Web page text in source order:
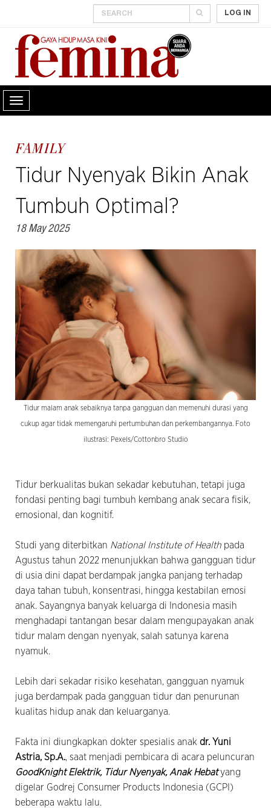
LOG IN
FAMILY
Tidur Nyenyak Bikin Anak
Tumbuh Optimal?
18 May 2025
Tidur malam anak sebaiknya tanpa gangguan dan memenuhi durasi yang
cukup agar tidak memengaruhi pertumbuhan dan perkembangannya. Foto
ilustrasi: Pexels/Cottonbro Studio
Tidur berkualitas bukan sekadar kebutuhan, tetapi juga
fondasi penting bagi tumbuh kembang anak secara fisik,
emosional, dan kognitif.
Studi yang diterbitkan National Institute of Health pada
Agustus tahun 2022 menunjukkan bahwa gangguan tidur
di usia dini dapat berdampak jangka panjang terhadap
daya tahan tubuh, konsentrasi, hingga kestabilan emosi
anak. Sayangnya banyak keluarga di Indonesia masih
menghadapi tantangan besar dalam mengupayakan anak
tidur malam dengan nyenyak, salah satunya karena
nyamuk.
Lebih dari sekadar risiko kesehatan, gangguan nyamuk
juga berdampak pada gangguan tidur dan penurunan
kualitas hidup anak dan keluarganya.
Fakta ini diungkapkan dokter spesialis anak dr. Yuni
Astria, Sp.A., saat menjadi pembicara di acara peluncuran
GoodKnight Elektrik, Tidur Nyenyak, Anak Hebatyang
digelar Godrej Consumer Products Indonesia (GCPI)
beberapa waktu lalu.